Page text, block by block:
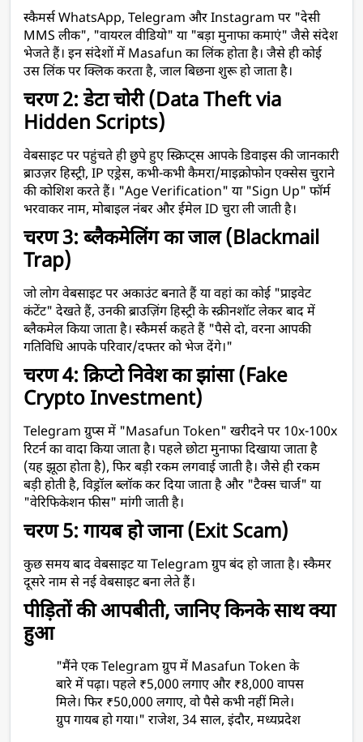
स्कैमर्स WhatsApp, Telegram और Instagram पर "देसी
MMS लीक", "वायरल वीडियो" या "बड़ा मुनाफा कमाएं" जैसे संदेश
भेजते हैं। इन संदेशों में Masafun का लिंक होता है। जैसे ही कोई
उस लिंक पर क्लिक करता है, जाल बिछना शुरू हो जाता है।
चरण 2: डेटा चोरी (Data Theft via
Hidden Scripts)
वेबसाइट पर पहुंचते ही छुपे हुए स्क्रिप्ट्स आपके डिवाइस की जानकारी
ब्राउज़र हिस्ट्री, IP एड्रेस, कभी-कभी कैमरा/माइक्रोफोन एक्सेस चुराने
की कोशिश करते हैं। "Age Verification" या "Sign Up" फॉर्म
भरवाकर नाम, मोबाइल नंबर और ईमेल ID चुरा ली जाती है।
चरण 3: ब्लैकमेलिंग का जाल (Blackmail
Trap)
जो लोग वेबसाइट पर अकाउंट बनाते हैं या वहां का कोई "प्राइवेट
कंटेंट" देखते हैं, उनकी ब्राउज़िंग हिस्ट्री के स्क्रीनशॉट लेकर बाद में
ब्लैकमेल किया जाता है। स्कैमर्स कहते हैं "पैसे दो, वरना आपकी
गतिविधि आपके परिवार/दफ्तर को भेज देंगे।"
चरण 4: क्रिप्टो निवेश का झांसा (Fake
Crypto Investment)
Telegram ग्रुप्स में "Masafun Token" खरीदने पर 10x-100x
रिटर्न का वादा किया जाता है। पहले छोटा मुनाफा दिखाया जाता है
(यह झूठा होता है), फिर बड़ी रकम लगवाई जाती है। जैसे ही रकम
बड़ी होती है, विड्रॉल ब्लॉक कर दिया जाता है और "टैक्स चार्ज" या
"वेरिफिकेशन फीस" मांगी जाती है।
चरण 5: गायब हो जाना (Exit Scam)
कुछ समय बाद वेबसाइट या Telegram ग्रुप बंद हो जाता है। स्कैमर
दूसरे नाम से नई वेबसाइट बना लेते हैं।
पीड़ितों की आपबीती, जानिए किनके साथ क्या
हुआ
"मैंने एक Telegram ग्रुप में Masafun Token के
बारे में पढ़ा। पहले ₹5,000 लगाए और ₹8,000 वापस
मिले। फिर ₹50,000 लगाए, वो पैसे कभी नहीं मिले।
ग्रुप गायब हो गया।" राजेश, 34 साल, इंदौर, मध्यप्रदेश